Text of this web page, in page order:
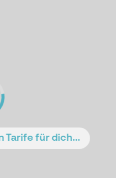
Tarife für dich...